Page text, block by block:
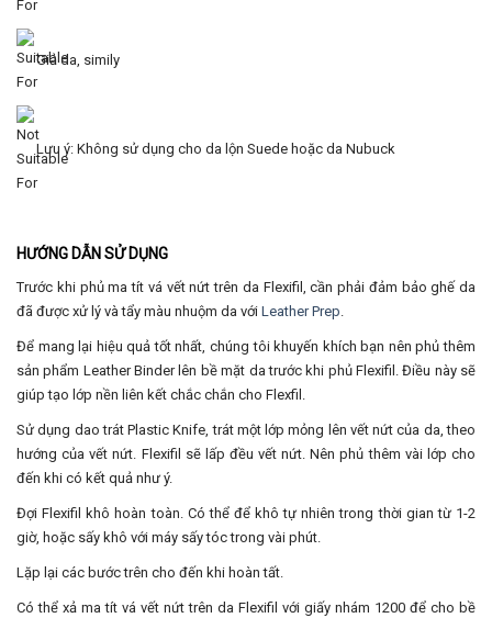
Giả da, simily
Lưu ý: Không sử dụng cho da lộn Suede hoặc da Nubuck
HƯỚNG DẪN SỬ DỤNG
Trước khi phủ ma tít vá vết nứt trên da Flexifil, cần phải đảm bảo ghế da
đã được xử lý và tẩy màu nhuộm da với Leather Prep.
Để mang lại hiệu quả tốt nhất, chúng tôi khuyến khích bạn nên phủ thêm
sản phẩm Leather Binder lên bề mặt da trước khi phủ Flexifil. Điều này sẽ
giúp tạo lớp nền liên kết chắc chắn cho Flexfil.
Sử dụng dao trát Plastic Knife, trát một lớp mỏng lên vết nứt của da, theo
hướng của vết nứt. Flexifil sẽ lấp đều vết nứt. Nên phủ thêm vài lớp cho
đến khi có kết quả như ý.
Đợi Flexifil khô hoàn toàn. Có thể để khô tự nhiên trong thời gian từ 1-2
giờ, hoặc sấy khô với máy sấy tóc trong vài phút.
Lặp lại các bước trên cho đến khi hoàn tất.
Có thể xả ma tít vá vết nứt trên da Flexifil với giấy nhám 1200 để cho bề